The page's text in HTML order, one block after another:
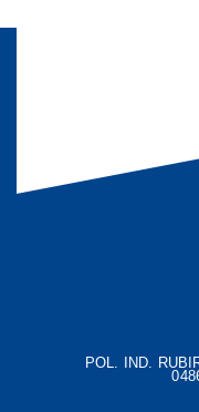
POL. IND.